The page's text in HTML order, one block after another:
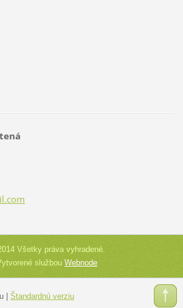
il.com
Všetky práva vyhradené.
službouWebnode
| Štandardnú verziu